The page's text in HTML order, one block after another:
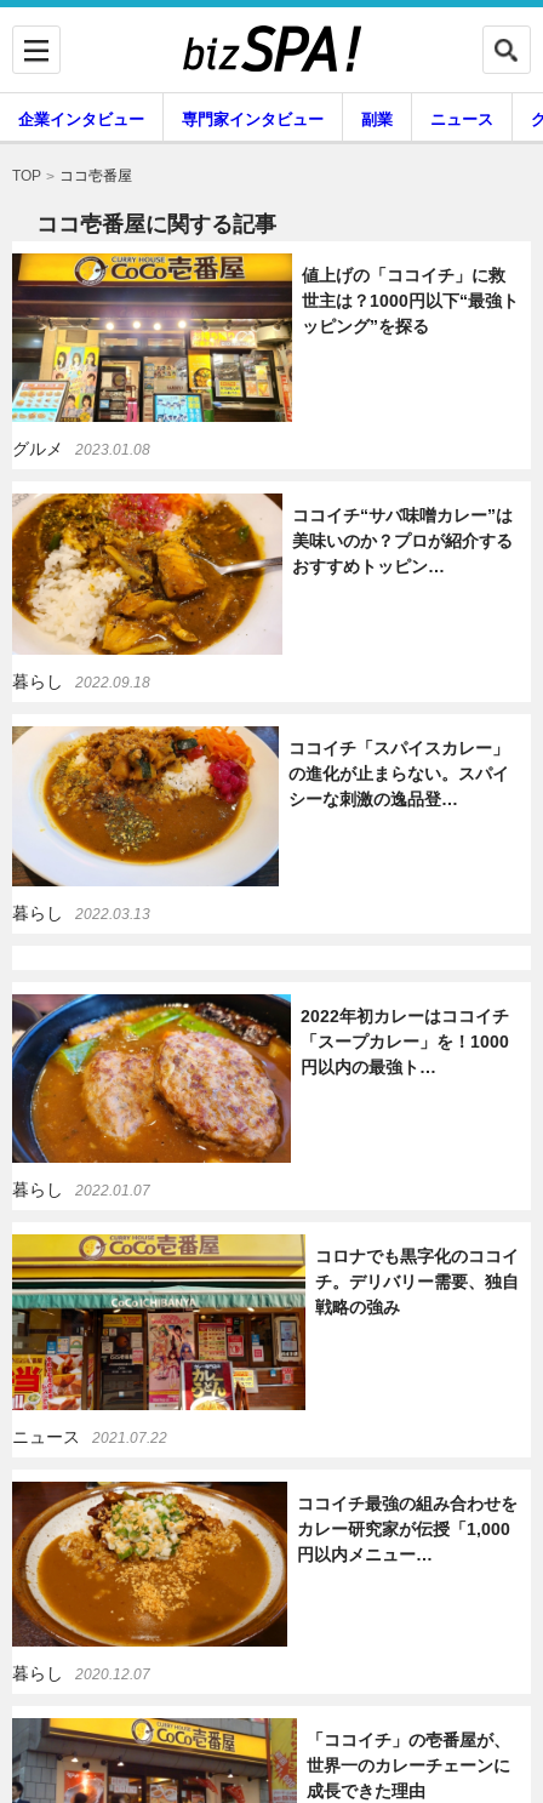
企業インタビュー 専門家インタビュー
副業
グルメ
暮らし
企業インタビュー 専門家インタビュー 副業 ニュース
暮らし エンタメ
TOP ココ壱番屋
ココ壱番屋に関する記事
値上げの「ココイチ」に救
世主は？1000円以下“最強ト
ッピング”を探る
グルメ 2023.01.08
ココイチ“サバ味噌カレー”は
美味いのか？プロが紹介する
おすすめトッピン…
暮らし 2022.09.18
ココイチ「スパイスカレー」
の進化が止まらない。スパイ
シーな刺激の逸品登…
暮らし 2022.03.13
2022年初カレーはココイチ
「スープカレー」を！1000
円以内の最強ト…
暮らし 2022.01.07
コロナでも黒字化のココイ
チ。デリバリー需要、独自
戦略の強み
ニュース 2021.07.22
ココイチ最強の組み合わせを
カレー研究家が伝授「1,000
円以内メニュー…
暮らし 2020.12.07
「ココイチ」の壱番屋が、
世界一のカレーチェーンに
成長できた理由